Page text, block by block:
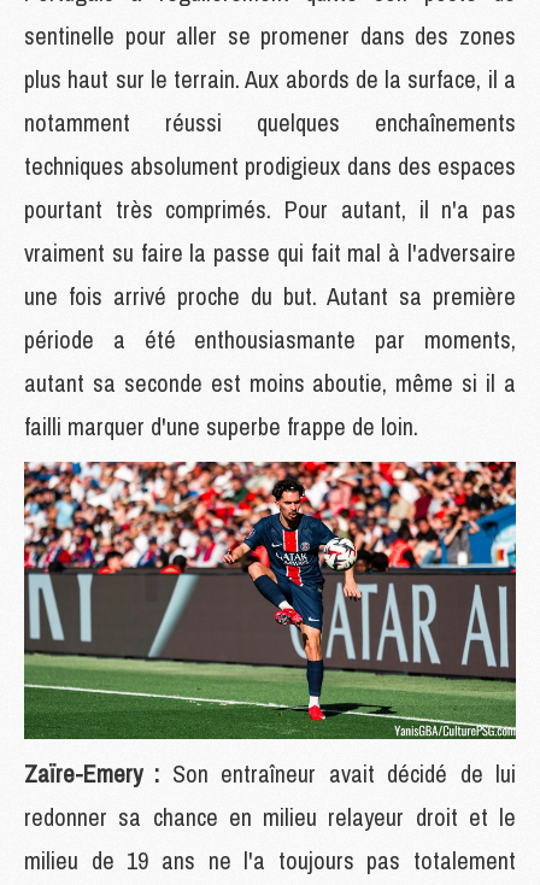
sentinelle pour aller se promener dans des zones
plus haut sur le terrain. Aux abords de la surface, il a
notamment réussi quelques enchaînements
techniques absolument prodigieux dans des espaces
pourtant très comprimés. Pour autant, il n'a pas
vraiment su faire la passe qui fait mal à l'adversaire
une fois arrivé proche du but. Autant sa première
période a été enthousiasmante par moments,
autant sa seconde est moins aboutie, même si il a
failli marquer d'une superbe frappe de loin.
Zaïre-Emery : Son entraîneur avait décidé de lui
redonner sa chance en milieu relayeur droit et le
milieu de 19 ans ne l'a toujours pas totalement